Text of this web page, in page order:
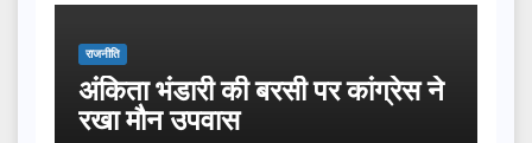
राजनीति
अंकिता भंडारी की बरसी पर कांग्रेस ने
रखा मौन उपवास